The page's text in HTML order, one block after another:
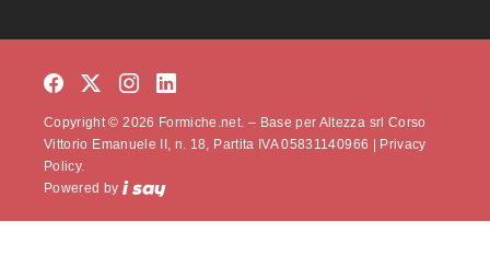
Copyright © 2026 Formiche.net. – Base per Altezza srl Corso
Vittorio Emanuele II, n. 18, Partita IVA 05831140966 |
Privacy
Policy.
Powered by